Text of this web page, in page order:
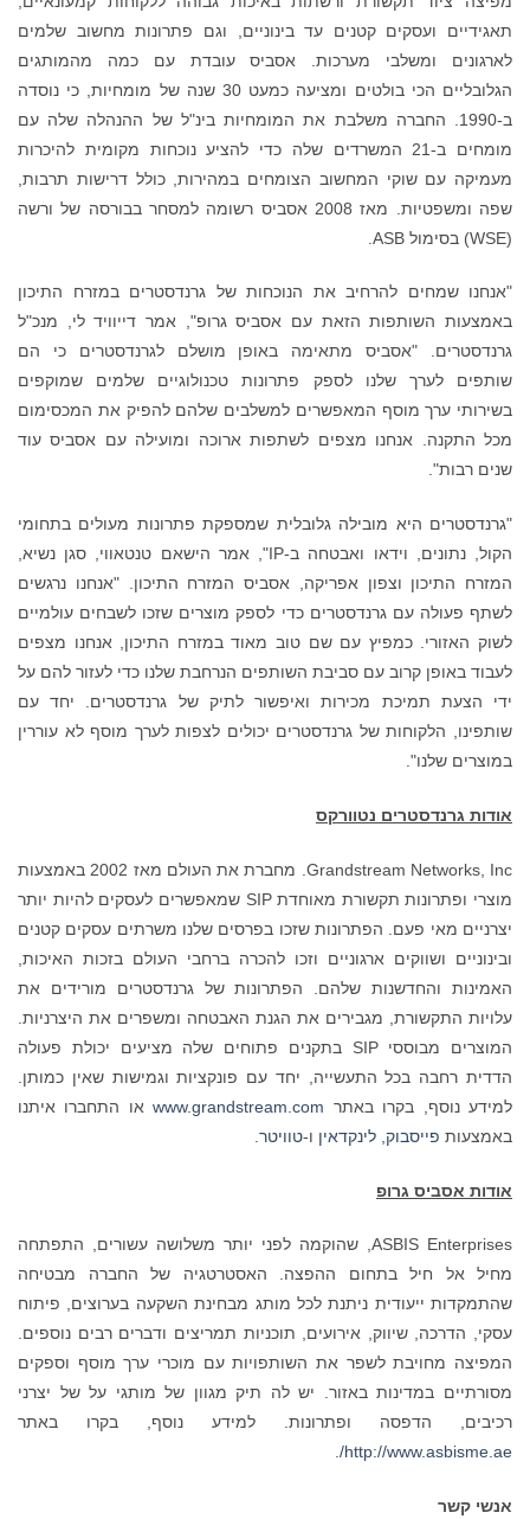
תאגידיים ועסקים קטנים עד בינוניים, וגם פתרונות מחשוב שלמים
לארגונים ומשלבי מערכות. אסביס עובדת עם כמה מהמותגים
הגלובליים הכי בולטים ומציעה כמעט 30 שנה של מומחיות, כי נוסדה
ב-1990. החברה משלבת את המומחיות בינ"ל של ההנהלה שלה עם
מומחים ב-21 המשרדים שלה כדי להציע נוכחות מקומית להיכרות
מעמיקה עם שוקי המחשוב הצומחים במהירות, כולל דרישות תרבות,
שפה ומשפטיות. מאז 2008 אסביס רשומה למסחר בבורסה של ורשה
(WSE) בסימול ASB.
"אנחנו שמחים להרחיב את הנוכחות של גרנדסטרים במזרח התיכון
באמצעות השותפות הזאת עם אסביס גרופ", אמר דייוויד לי, מנכ"ל
גרנדסטרים. "אסביס מתאימה באופן מושלם לגרנדסטרים כי הם
שותפים לערך שלנו לספק פתרונות טכנולוגיים שלמים שמוקפים
בשירותי ערך מוסף המאפשרים למשלבים שלהם להפיק את המכסימום
מכל התקנה. אנחנו מצפים לשתפות ארוכה ומועילה עם אסביס עוד
שנים רבות".
"גרנדסטרים היא מובילה גלובלית שמספקת פתרונות מעולים בתחומי
הקול, נתונים, וידאו ואבטחה ב-IP", אמר הישאם טנטאווי, סגן נשיא,
המזרח התיכון וצפון אפריקה, אסביס המזרח התיכון. "אנחנו נרגשים
לשתף פעולה עם גרנדסטרים כדי לספק מוצרים שזכו לשבחים עולמיים
לשוק האזורי. כמפיץ עם שם טוב מאוד במזרח התיכון, אנחנו מצפים
לעבוד באופן קרוב עם סביבת השותפים הנרחבת שלנו כדי לעזור להם על
ידי הצעת תמיכת מכירות ואיפשור לתיק של גרנדסטרים. יחד עם
שותפינו, הלקוחות של גרנדסטרים יכולים לצפות לערך מוסף לא עוררין
במוצרים שלנו".
אודות גרנדסטרים נטוורקס
Grandstream Networks, Inc. מחברת את העולם מאז 2002 באמצעות
מוצרי ופתרונות תקשורת מאוחדת SIP שמאפשרים לעסקים להיות יותר
יצרניים מאי פעם. הפתרונות שזכו בפרסים שלנו משרתים עסקים קטנים
ובינוניים ושווקים ארגוניים וזכו להכרה ברחבי העולם בזכות האיכות,
האמינות והחדשנות שלהם. הפתרונות של גרנדסטרים מורידים את
עלויות התקשורת, מגבירים את הגנת האבטחה ומשפרים את היצרניות.
המוצרים מבוססי SIP בתקנים פתוחים שלה מציעים יכולת פעולה
הדדית רחבה בכל התעשייה, יחד עם פונקציות וגמישות שאין כמותן.
למידע נוסף, בקרו באתר www.grandstream.comאו התחברו איתנו
באמצעות פייסבוק, לינקדאין ו-טוויטר.
אודות אסביס גרופ
ASBIS Enterprises, שהוקמה לפני יותר משלושה עשורים, התפתחה
מחיל אל חיל בתחום ההפצה. האסטרטגיה של החברה מבטיחה
שהתמקדות ייעודית ניתנת לכל מותג מבחינת השקעה בערוצים, פיתוח
עסקי, הדרכה, שיווק, אירועים, תוכניות תמריצים ודברים רבים נוספים.
המפיצה מחויבת לשפר את השותפויות עם מוכרי ערך מוסף וספקים
מסורתיים במדינות באזור. יש לה תיק מגוון של מותגי על של יצרני
רכיבים, הדפסה ופתרונות. למידע נוסף, בקרו באתר
http://www.asbisme.ae/
.
אנשי קשר